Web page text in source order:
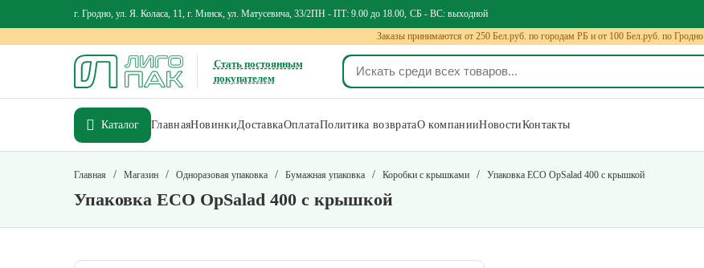
г. Гродно, ул. Я. Коласа, 11, г. Минск, ул. Матусевича, 33/2ПН - ПТ: 9.00 до 18.00 СБ - ВС: выходной
Заказы принимаются от 250 Бел.руб. по городам РБ и от 100 Бел.руб. по Гродно
Стать постоянным
покупателем
Каталог ГлавнаяНовинкиДоставкаОплатаПолитика возвратаО компанииНовостиКонтакты
Главная / Магазин / Одноразовая упаковка / Бумажная упаковка / Коробки с крышками / Упаковка ECO OpSalad 400 с крышкой
Упаковка ECO OpSalad 400 с крышкой